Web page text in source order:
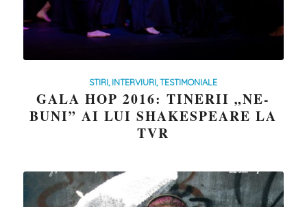
STIRI, INTERVIURI, TESTIMONIALE
GALA HOP 2016: TINERII „NE-
BUNI” AI LUI SHAKESPEARE LA
TVR